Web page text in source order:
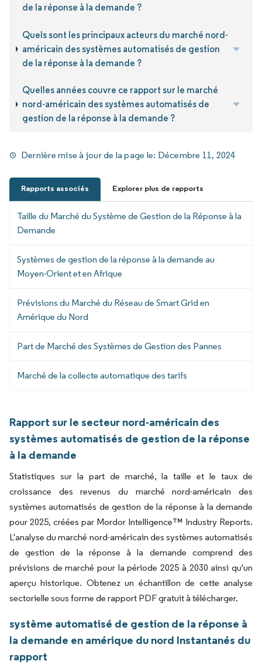
de la réponse à la demande ?
Quels sont les principaux acteurs du marché nord-
américain des systèmes automatisés de gestion
de la réponse à la demande ?
Quelles années couvre ce rapport sur le marché
nord-américain des systèmes automatisés de
gestion de la réponse à la demande ?
Dernière mise à jour de la page le: Décembre 11, 2024
Rapports associés Explorer plus de rapports
Taille du Marché du Système de Gestion de la Réponse à la
Demande
Systèmes de gestion de la réponse à la demande au
Moyen-Orient et en Afrique
Prévisions du Marché du Réseau de Smart Grid en
Amérique du Nord
Part de Marché des Systèmes de Gestion des Pannes
Marché de la collecte automatique des tarifs
Rapport sur le secteur nord-américain des
systèmes automatisés de gestion de la réponse
à la demande
Statistiques sur la part de marché, la taille et le taux de
croissance des revenus du marché nord-américain des
systèmes automatisés de gestion de la réponse à la demande
pour 2025, créées par Mordor Intelligence™ Industry Reports.
L'analyse du marché nord-américain des systèmes automatisés
de gestion de la réponse à la demande comprend des
prévisions de marché pour la période 2025 à 2030 ainsi qu'un
aperçu historique. Obtenez un échantillon de cette analyse
sectorielle sous forme de rapport PDF gratuit à télécharger.
système automatisé de gestion de la réponse à
la demande en amérique du nord Instantanés du
rapport